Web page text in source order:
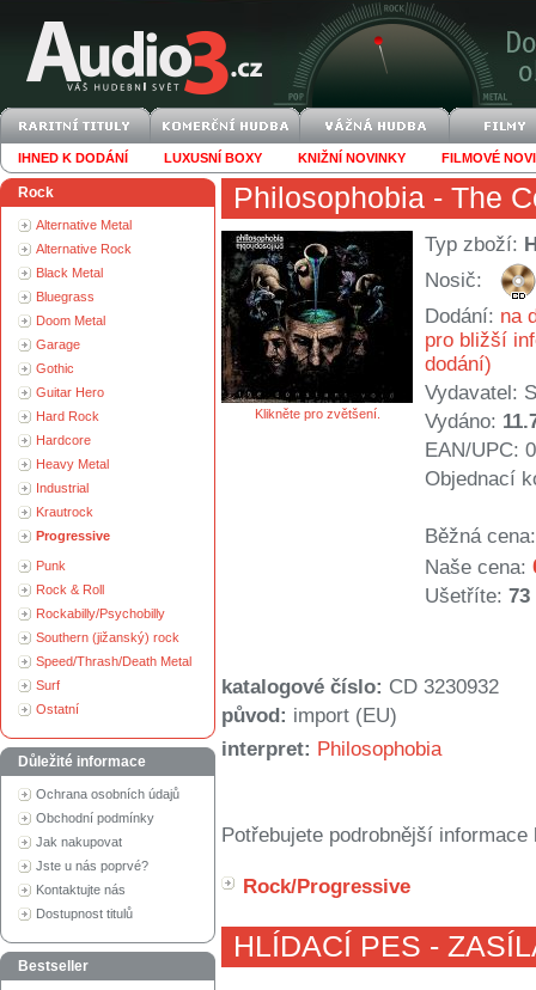
IHNED K DODÁNÍ LUXUSNÍ BOXY KNIŽNÍ NOVINKY FILMOVÉ
Rock
Alternative Metal
Alternative Rock
Black Metal
Bluegrass
Doom Metal
Garage
Gothic
Guitar Hero
Hard Rock
Hardcore
Heavy Metal
Industrial
Krautrock
Progressive
Punk
Rock & Roll
Rockabilly/Psychobilly
Southern (jižanský) rock
Speed/Thrash/Death Metal
Surf
Ostatní
Důležité informace
Ochrana osobních údajů
Obchodní podmínky
Jak nakupovat
Jste u nás poprvé?
Kontaktujte nás
Dostupnost titulů
Bestseller
Philosophobia - The
Klikněte pro zvětšení.
Typ zboží:
Nosič:
Dodání: na
pro bližší
dodání)
Vydavatel:
Vydáno:
EAN/UPC:
Objednací
Běžná cena:
Naše cena:
Ušetříte: 73
katalogové číslo: CD 3230932
původ: import (EU)
interpret: Philosophobia
Potřebujete podrobnější
Rock/Progressive
HLÍDACÍ PES -